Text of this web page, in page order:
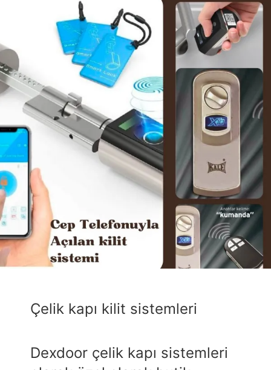
Çelik kapı kilit sistemleri
Dexdoor çelik kapı sistemleri